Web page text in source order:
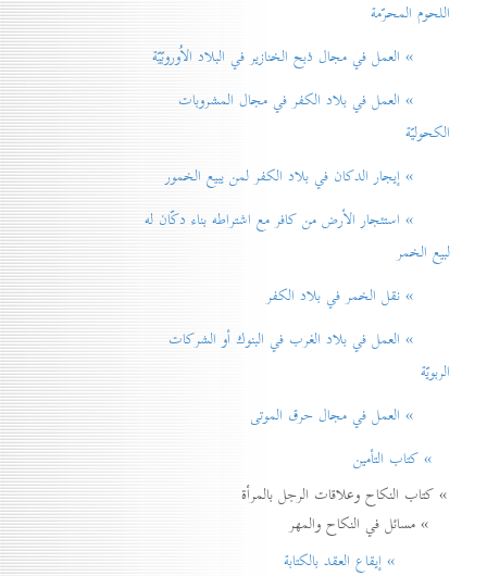
اللحوم المحرّمة
» العمل في مجال ذبح الخنازير في البلاد الاُوروبّيّة
» العمل في بلاد الكفر في مجال المشروبات
الكحوليّة
» إيجار الدكان في بلاد الكفر لمن يبيع الخمور
» استئجار الأرض من كافر مع اشتراطه بناء دكّان له
لبيع الخمر
» نقل الخمر في بلاد الكفر
» العمل في بلاد الغرب في البنوك أو الشركات
الربويّة
» العمل في مجال حرق الموتی
» كتاب التأمين
» كتاب النكاح وعلاقات الرجل بالمرأة
» مسائل في النكاح والمهر
» إيقاع العقد بالكتابة